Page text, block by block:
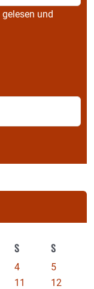
gelesen und
S S
4
5
11
12